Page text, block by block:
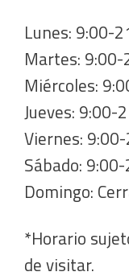
Lunes: 9:00-
Martes: 9:00-
Miércoles:
Jueves: 9:00-
Viernes:
Sábado:
Domingo:
*Horario
de visitar.